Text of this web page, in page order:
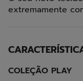
extremamente
COLEÇÃO PLAY